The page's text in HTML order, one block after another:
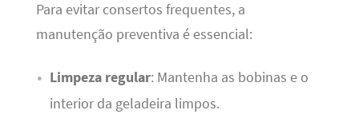
Para evitar consertos frequentes, a
manutenção preventiva é essencial:
Limpeza regular: Mantenha as bobinas e o
interior da geladeira limpos.